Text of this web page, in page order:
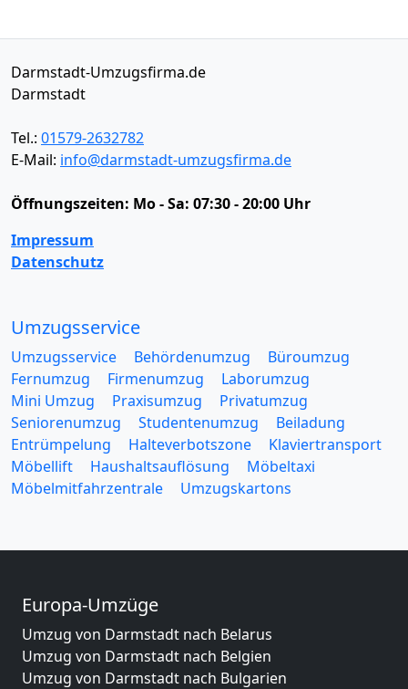
Darmstadt-Umzugsfirma.de
Darmstadt
Tel.: 01579-2632782
E-Mail: info@darmstadt-umzugsfirma.de
Öffnungszeiten: Mo - Sa: 07:30 - 20:00 Uhr
Impressum
Datenschutz
Umzugsservice
Umzugsservice Behördenumzug
Büroumzug
Fernumzug
Firmenumzug
Laborumzug
Mini Umzug
Praxisumzug
Privatumzug
Seniorenumzug
Studentenumzug
Beiladung
Entrümpelung
Halteverbotszone
Klaviertransport
Möbellift
Haushaltsauflösung
Möbeltaxi
Möbelmitfahrzentrale
Umzugskartons
Europa-Umzüge
Umzug von Darmstadt nach Belarus
Umzug von Darmstadt nach Belgien
Umzug von Darmstadt nach Bulgarien